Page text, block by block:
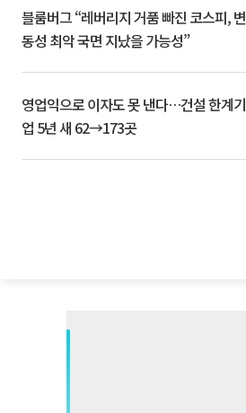
블룸버그 “레버리지 거품 빠진 코스피, 변
동성 최악 국면 지났을 가능성”
영업익으로 이자도 못 낸다…건설 한계기
업 5년 새 62→173곳